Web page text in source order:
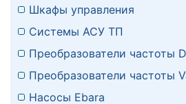
Шкафы управления
Системы АСУ ТП
Преобразователи частоты
Преобразователи частоты
Насосы Ebara